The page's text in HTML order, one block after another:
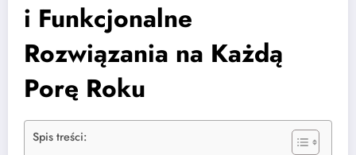
i Funkcjonalne
Rozwiązania na Każdą
Porę Roku
Spis treści: